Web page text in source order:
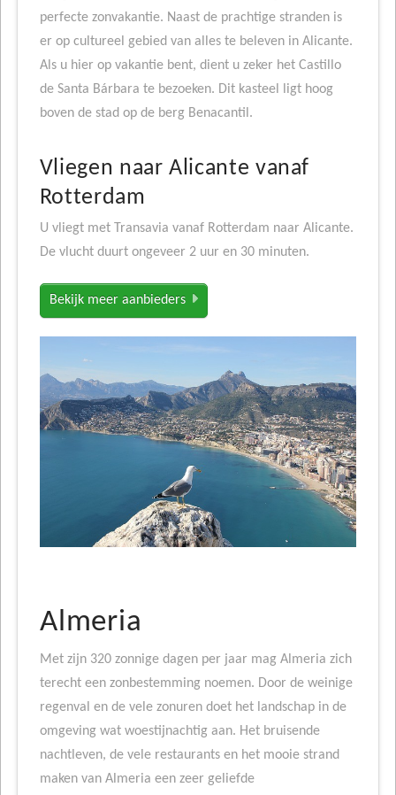
perfecte zonvakantie. Naast de prachtige stranden is
er op cultureel gebied van alles te beleven in Alicante.
Als u hier op vakantie bent, dient u zeker het Castillo
de Santa Bárbara te bezoeken. Dit kasteel ligt hoog
boven de stad op de berg Benacantil.
Vliegen naar Alicante vanaf
Rotterdam
U vliegt met Transavia vanaf Rotterdam naar Alicante.
De vlucht duurt ongeveer 2 uur en 30 minuten.
Bekijk meer aanbieders
Almeria
Met zijn 320 zonnige dagen per jaar mag Almeria zich
terecht een zonbestemming noemen. Door de weinige
regenval en de vele zonuren doet het landschap in de
omgeving wat woestijnachtig aan. Het bruisende
nachtleven, de vele restaurants en het mooie strand
maken van Almeria een zeer geliefde